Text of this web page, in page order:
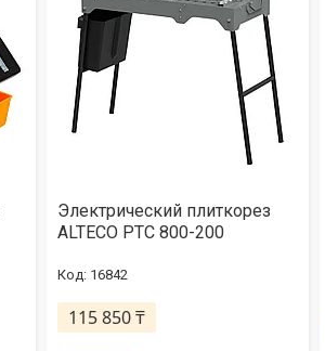
Электрический плиткорез
ALTECO PTC 800-200
16842
115 850 ₸